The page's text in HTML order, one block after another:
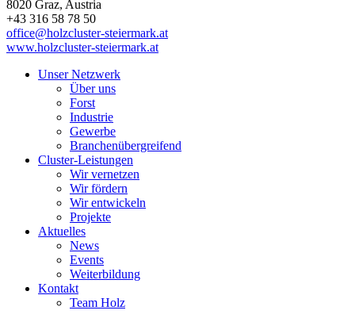
8020 Graz, Austria
+43 316 58 78 50
office@holzcluster-steiermark.at
www.holzcluster-steiermark.at
Unser Netzwerk
Über uns
Forst
Industrie
Gewerbe
Branchenübergreifend
Cluster-Leistungen
Wir vernetzen
Wir fördern
Wir entwickeln
Projekte
Aktuelles
News
Events
Weiterbildung
Kontakt
Team Holz